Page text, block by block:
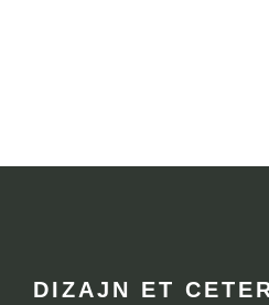
FOOTER
DIZAJN ET